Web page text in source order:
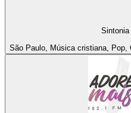
São Paulo, Música cristiana, Pop,